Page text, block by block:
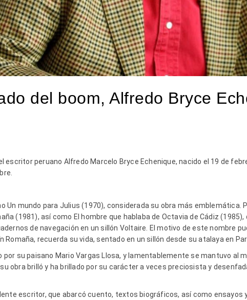
del boom, Alfredo Bryce
escritor peruano Alfredo Marcelo Bryce Echenique, nacido el 19 de
Un mundo para Julius (1970), considerada su obra más emblemática.
(1981), así como El hombre que hablaba de Octavia de Cádiz
de navegación en un sillón Voltaire. El motivo de este nombre
recuerda su vida, sentado en un sillón desde su atalaya en
por su paisano Mario Vargas Llosa, y lamentablemente se mantuvo al
obra brilló y ha brillado por su carácter a veces preciosista y
escritor, que abarcó cuento, textos biográficos, así como ensayos